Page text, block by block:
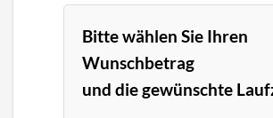
Bitte wählen Sie Ihren
Wunschbetrag
und die gewünschte